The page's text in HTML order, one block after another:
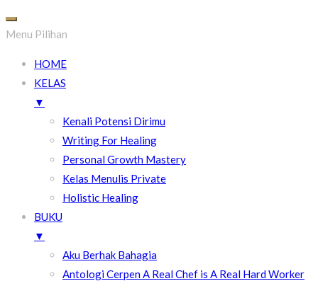
Menu Pilihan
HOME
KELAS
▼
Kenali Potensi Dirimu
Writing For Healing
Personal Growth Mastery
Kelas Menulis Private
Holistic Healing
BUKU
▼
Aku Berhak Bahagia
Antologi Cerpen A Real Chef is A Real Hard Worker